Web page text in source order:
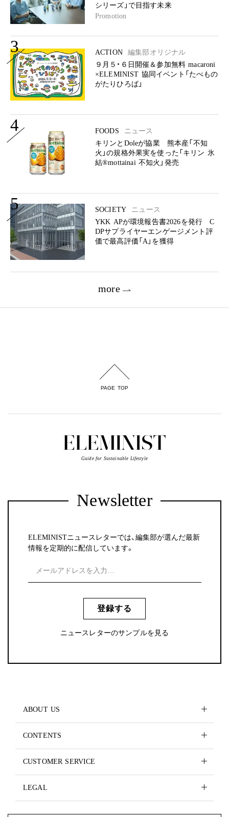
シリーズ」で目指す未来
Promotion
3 ACTION
編集部オリジナル
９月５・６日開催＆参加無料 macaroni
×ELEMINIST 協同イベント「たべもの
がたりひろば」
4 FOODS
ニュース
キリンとDoleが協業 熊本産「不知
火」の規格外果実を使った「キリン 氷
結®mottainai 不知火」発売
5 SOCIETY
ニュース
YKK APが環境報告書2026を発行 C
DPサプライヤーエンゲージメント評
価で最高評価「A」を獲得
more
PAGE TOP
Guide for Sustainable Lifestyle
Newsletter
ELEMINISTニュースレターでは、編集部が選んだ最新
情報を定期的に配信しています。
登録する
ニュースレターのサンプルを見る
ABOUT US
CONTENTS
CUSTOMER SERVICE
LEGAL